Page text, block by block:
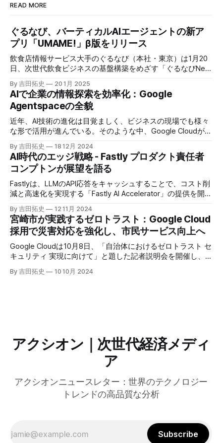
READ MORE
ぐるなび、バーティカルAIエージェントの新ア
プリ「UMAME!」β版をリリース
飲食店情報サービス大手のぐるなび（本社・東京）は1月20
日、次世代飲食ビジネスの基盤構築をめざす「ぐるなびNext
プロジェクト」の初成果として、新たな飲食店探索アプリ
「UMAME!（うまみー！）」のβ版を公開した。
By 吉田拓史 20 1月 2025
AIで企業の情報探索を効率化：Google
Agentspaceの全貌
近年、AI技術の進化は目覚ましく、ビジネスの現場でも様々
な形で活用が進んでいる。そのような中、Google Cloudが新
たに発表したGoogle Agentspaceは、いま注目を集めるAIエ
ージェントがエンタープライズITを大きく変革する予兆と言
えるだろう。
By 吉田拓史 18 12月 2024
AI時代のエッジ戦略 - Fastly プロダクト責任者
コンプトンが展望を語る
Fastlyは、LLMのAPI応答をキャッシュすることで、コスト削
減と高速化を実現する「Fastly AI Accelerator」の提供を開始
した。キップ・コンプトン最高プロダクト責任者（CPO）
は、類似した質問への応答を再利用し、効率的な処理を可能
にすると説明した。さらに、コンプトンは、エッジコンピュ
ーティングの利点を活かしたパーソナライズや、エッジにお
けるGPUの経済性、セキュリティへの取り組みなど、Fastly
のAI戦略について語った。
By 吉田拓史 12 11月 2024
宮崎市が実践するゼロトラスト：Google Cloud
採用で災害対応を強化し、市民サービス向上へ
Google Cloudは10月8日、「自治体におけるゼロトラスト セ
キュリティ 実現に向けて」と題した記者説明会を開催し、
自治体向けにゼロトラストセキュリティ導入を支援するプロ
グラムを発表した。宮崎市の事例では、Google Workspace
By 吉田拓史 10 10月 2024
アクシオン｜次世代経済メディ
ア
アクシオンニュースレター：世界のテクノロジー
トレンドの高品質な分析
Subscribe